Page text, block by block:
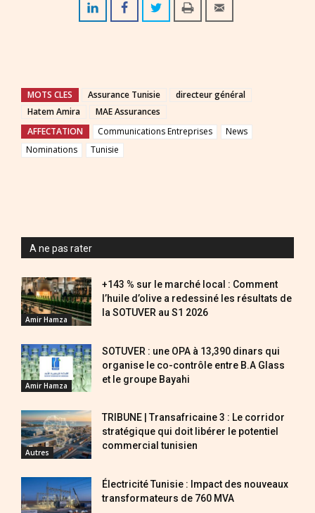
MOTS CLES Assurance Tunisie
directeur général
Hatem Amira
MAE Assurances
AFFECTATION
Communications Entreprises
News
Nominations
Tunisie
A ne pas rater
Amir Hamza
+143 % sur le marché local : Comment
l’huile d’olive a redessiné les résultats de
la SOTUVER au S1 2026
Amir Hamza
SOTUVER : une OPA à 13,390 dinars qui
organise le co-contrôle entre B.A Glass
et le groupe Bayahi
Autres
TRIBUNE | Transafricaine 3 : Le corridor
stratégique qui doit libérer le potentiel
commercial tunisien
Électricité Tunisie : Impact des nouveaux
transformateurs de 760 MVA